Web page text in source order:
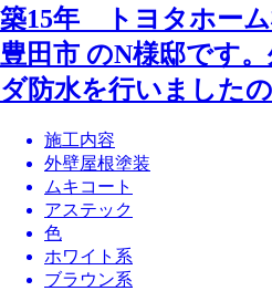
築15年 トヨタホーム
豊田市 のN様邸です
ダ防水を行いました
施工内容
外壁屋根塗装
ムキコート
アステック
色
ホワイト系
ブラウン系